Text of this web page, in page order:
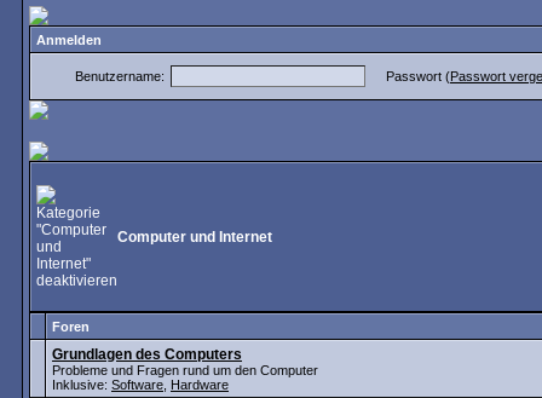
Anmelden
Benutzername: Passwort (Passwort
Computer und Internet
Foren
Grundlagen des Computers
Probleme und Fragen rund um den Computer
Inklusive: Software Hardware